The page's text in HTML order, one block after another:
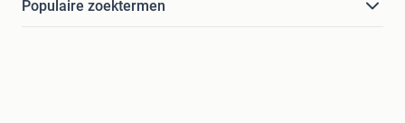
Populaire zoektermen